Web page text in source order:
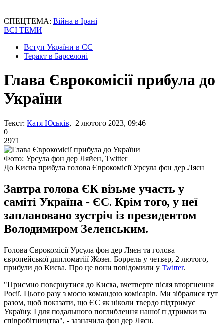
СПЕЦТЕМА: Війна в Ірані
ВСІ ТЕМИ
Вступ України в ЄС
Теракт в Барселоні
Глава Єврокомісії прибула до
України
Текст: Катя Юськів, 2 лютого 2023, 09:46
0
2971
Фото: Урсула фон дер Ляйен, Twitter
До Києва прибула голова Єврокомісії Урсула фон дер Ляєн
Завтра голова ЄК візьме участь у
саміті Україна - ЄС. Крім того, у неї
заплановано зустріч із президентом
Володимиром Зеленським.
Голова Єврокомісії Урсула фон дер Ляєн та голова
європейської дипломатіії Жозеп Боррель у четвер, 2 лютого,
прибули до Києва. Про це вони повідомили у Twitter.
"Приємно повернутися до Києва, вчетверте після вторгнення
Росії. Цього разу з моєю командою комісарів. Ми зібралися тут
разом, щоб показати, що ЄС як ніколи твердо підтримує
Україну. І для подальшого поглиблення нашої підтримки та
співробітництва", - зазначила фон дер Ляєн.